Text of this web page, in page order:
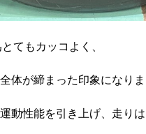
てもカッコよく、
体が締まった印象になりま
動性能を引き上げ、走り